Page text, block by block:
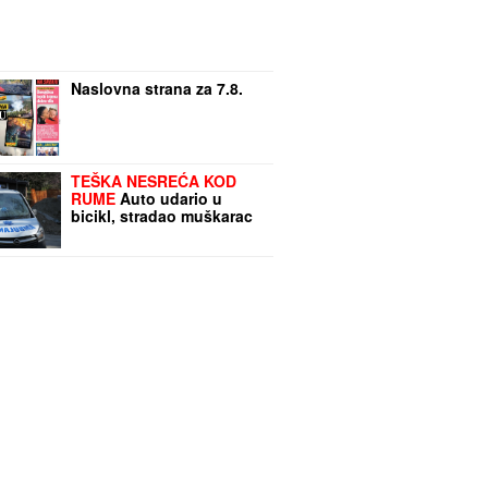
Naslovna strana za 7.8.
TEŠKA NESREĆA KOD
RUME Auto udario u
bicikl, stradao muškarac